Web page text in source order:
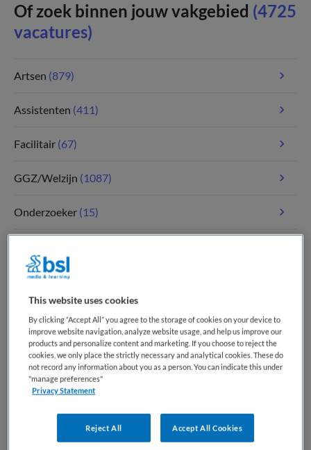
Of zoek binnen jouw vakgebied (4725
vacatures)
Artsen (879)
Assistenten (411)
Facilitair (67)
GGZ/Welzijn (1087)
Onderzoeker (15)
Tandheelkunde
Verpleegkunde (1803)
Zorgmanagement (346)
Meest recente vacatures op Medische
banenbank | Werk(t) in zorg en welzijn
This website uses cookies
By clicking “Accept All” you agree to the storage of cookies on your device to
improve website navigation, analyze website usage, and help us improve our
products and personalize content and marketing. If you choose to reject the
cookies, we only place the strictly necessary and analytical cookies. These do
not record any information about you as a person. You can indicate this under
"manage preferences"
Privacy Statement
Reject All Accept All Cookies